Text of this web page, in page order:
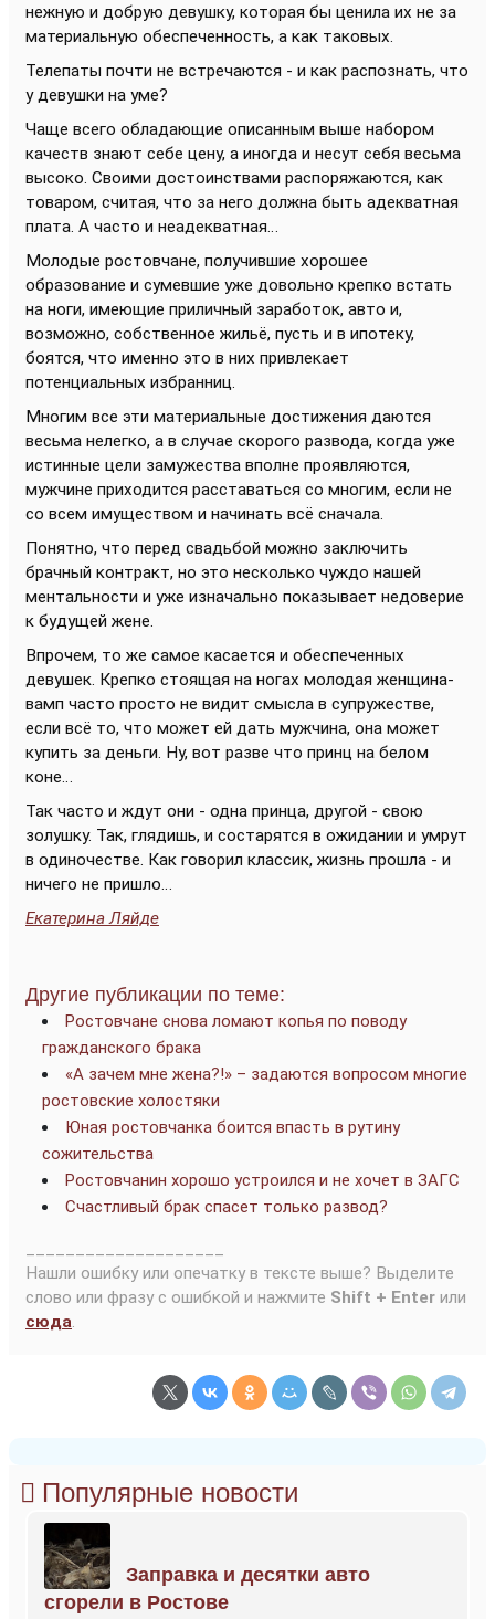
нежную и добрую девушку, которая бы ценила их не за
материальную обеспеченность, а как таковых.
Телепаты почти не встречаются - и как распознать, что
у девушки на уме?
Чаще всего обладающие описанным выше набором
качеств знают себе цену, а иногда и несут себя весьма
высоко. Своими достоинствами распоряжаются, как
товаром, считая, что за него должна быть адекватная
плата. А часто и неадекватная…
Молодые ростовчане, получившие хорошее
образование и сумевшие уже довольно крепко встать
на ноги, имеющие приличный заработок, авто и,
возможно, собственное жильё, пусть и в ипотеку,
боятся, что именно это в них привлекает
потенциальных избранниц.
Многим все эти материальные достижения даются
весьма нелегко, а в случае скорого развода, когда уже
истинные цели замужества вполне проявляются,
мужчине приходится расставаться со многим, если не
со всем имуществом и начинать всё сначала.
Понятно, что перед свадьбой можно заключить
брачный контракт, но это несколько чуждо нашей
ментальности и уже изначально показывает недоверие
к будущей жене.
Впрочем, то же самое касается и обеспеченных
девушек. Крепко стоящая на ногах молодая женщина-
вамп часто просто не видит смысла в супружестве,
если всё то, что может ей дать мужчина, она может
купить за деньги. Ну, вот разве что принц на белом
коне…
Так часто и ждут они - одна принца, другой - свою
золушку. Так, глядишь, и состарятся в ожидании и умрут
в одиночестве. Как говорил классик, жизнь прошла - и
ничего не пришло…
Екатерина Ляйде
Другие публикации по теме:
Ростовчане снова ломают копья по поводу
гражданского брака
«А зачем мне жена?!» – задаются вопросом многие
ростовские холостяки
Юная ростовчанка боится впасть в рутину
сожительства
Ростовчанин хорошо устроился и не хочет в ЗАГС
Счастливый брак спасет только развод?
Нашли ошибку или опечатку в тексте выше? Выделите
слово или фразу с ошибкой и нажмите Shift + Enter или
сюда.
Популярные новости
Заправка и десятки авто
сгорели в Ростове